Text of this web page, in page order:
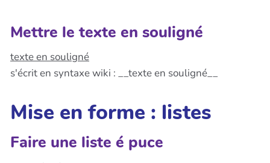
Mettre le texte en souligné
texte en souligné
s'écrit en syntaxe wiki : __texte en souligné__
Mise en forme : listes
Faire une liste é puce